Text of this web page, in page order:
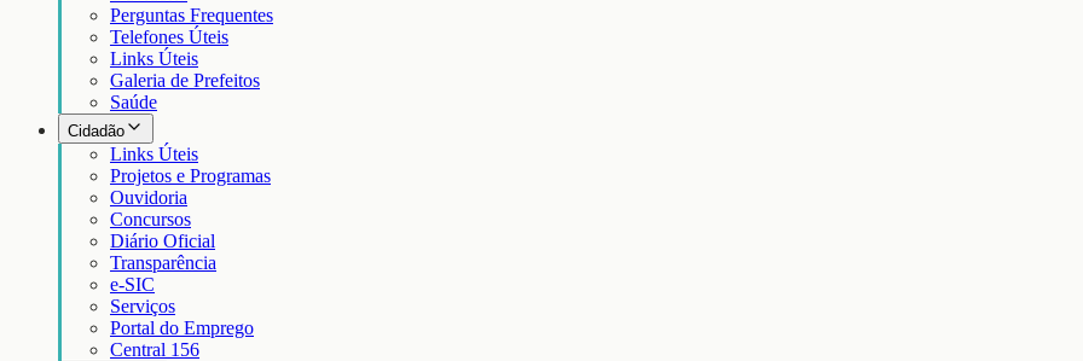
Perguntas Frequentes
Telefones Úteis
Links Úteis
Galeria de Prefeitos
Saúde
Cidadão
Links Úteis
Projetos e Programas
Ouvidoria
Concursos
Diário Oficial
Transparência
e-SIC
Serviços
Portal do Emprego
Central 156